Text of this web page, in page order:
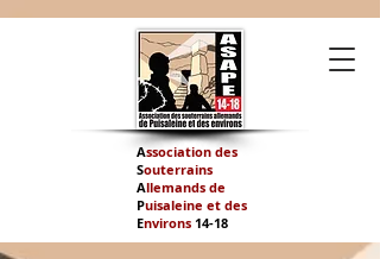
Association des
Souterrains
Allemands de
Puisaleine et des
Environs 14-18